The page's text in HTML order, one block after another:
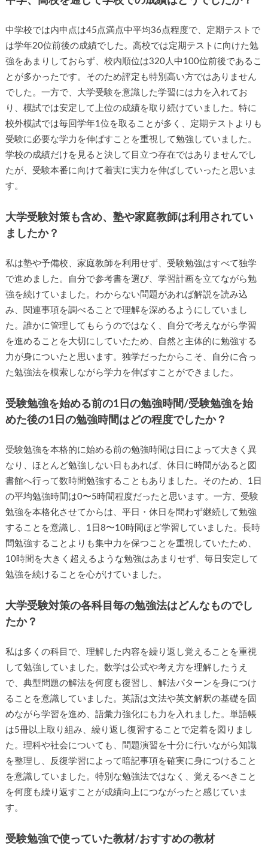
中学校では内申点は45点満点中平均36点程度で、定期テストで
は学年20位前後の成績でした。高校では定期テストに向けた勉
強をあまりしておらず、校内順位は320人中100位前後であるこ
とが多かったです。そのため評定も特別高い方ではありません
でした。一方で、大学受験を意識した学習には力を入れてお
り、模試では安定して上位の成績を取り続けていました。特に
校外模試では毎回学年1位を取ることが多く、定期テストよりも
受験に必要な学力を伸ばすことを重視して勉強していました。
学校の成績だけを見ると決して目立つ存在ではありませんでし
たが、受験本番に向けて着実に実力を伸ばしていったと思いま
す。
大学受験対策も含め、塾や家庭教師は利用されてい
ましたか？
私は塾や予備校、家庭教師を利用せず、受験勉強はすべて独学
で進めました。自分で参考書を選び、学習計画を立てながら勉
強を続けていました。わからない問題があれば解説を読み込
み、関連事項を調べることで理解を深めるようにしていまし
た。誰かに管理してもらうのではなく、自分で考えながら学習
を進めることを大切にしていたため、自然と主体的に勉強する
力が身についたと思います。独学だったからこそ、自分に合っ
た勉強法を模索しながら学力を伸ばすことができました。
受験勉強を始める前の1日の勉強時間/受験勉強を始
めた後の1日の勉強時間はどの程度でしたか？
受験勉強を本格的に始める前の勉強時間は日によって大きく異
なり、ほとんど勉強しない日もあれば、休日に時間があると図
書館へ行って数時間勉強することもありました。そのため、1日
の平均勉強時間は0〜5時間程度だったと思います。一方、受験
勉強を本格化させてからは、平日・休日を問わず継続して勉強
することを意識し、1日8〜10時間ほど学習していました。長時
間勉強することよりも集中力を保つことを重視していたため、
10時間を大きく超えるような勉強はあまりせず、毎日安定して
勉強を続けることを心がけていました。
大学受験対策の各科目毎の勉強法はどんなものでし
たか？
私は多くの科目で、理解した内容を繰り返し覚えることを重視
して勉強していました。数学は公式や考え方を理解したうえ
で、典型問題の解法を何度も復習し、解法パターンを身につけ
ることを意識していました。英語は文法や英文解釈の基礎を固
めながら学習を進め、語彙力強化にも力を入れました。単語帳
は5冊以上取り組み、繰り返し復習することで定着を図りまし
た。理科や社会についても、問題演習を十分に行いながら知識
を整理し、反復学習によって暗記事項を確実に身につけること
を意識していました。特別な勉強法ではなく、覚えるべきこと
を何度も繰り返すことが成績向上につながったと感じていま
す。
受験勉強で使っていた教材/おすすめの教材